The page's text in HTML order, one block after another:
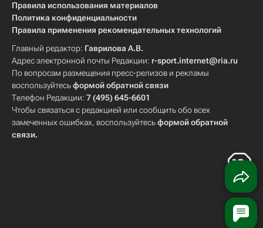
Правила использования материалов
Политика конфиденциальности
Правила применения рекомендательных технологий
Главный редактор: Гаврилова А.В.
Адрес электронной почты Редакции: r-sport.internet@ria.ru
По вопросам размещения пресс-релизов и рекламы
воспользуйтесьформой обратной связи
Телефон Редакции: 7 (495) 645-6601
Чтобы связаться с редакцией или сообщить обо всех
замеченных ошибках, воспользуйтесьформой обратной
связи.